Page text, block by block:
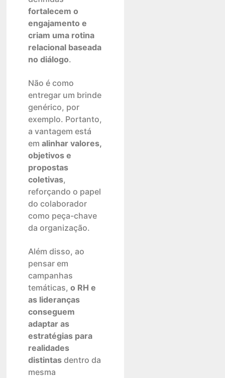
fortalecem o
engajamento e
criam uma rotina
relacional baseada
no diálogo.
Não é como
entregar um brinde
genérico, por
exemplo. Portanto,
a vantagem está
em alinhar valores,
objetivos e
propostas
coletivas,
reforçando o papel
do colaborador
como peça-chave
da organização.
Além disso, ao
pensar em
campanhas
temáticas, o RH e
as lideranças
conseguem
adaptar as
estratégias para
realidades
distintasdentro da
mesma